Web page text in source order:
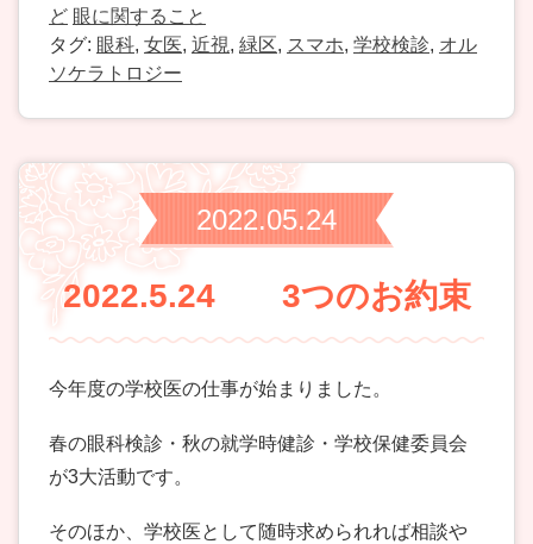
ど 眼に関すること
タグ: 眼科, 女医, 近視, 緑区, スマホ, 学校検診, オル
ソケラトロジー
2022.05.24
2022.5.24 3つのお約束
今年度の学校医の仕事が始まりました。
春の眼科検診・秋の就学時健診・学校保健委員会
が3大活動です。
そのほか、学校医として随時求められれば相談や